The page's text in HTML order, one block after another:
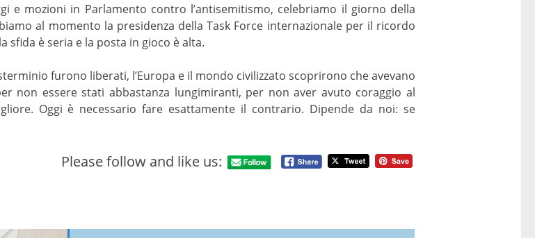
e mozioni in Parlamento contro l’antisemitismo, celebriamo il giorno della
al momento la presidenza della Task Force internazionale per il ricordo
sfida è seria e la posta in gioco è alta.
furono liberati, l’Europa e il mondo civilizzato scoprirono che avevano
non essere stati abbastanza lungimiranti, per non aver avuto coraggio al
Oggi è necessario fare esattamente il contrario. Dipende da noi: se
Please follow and like us: